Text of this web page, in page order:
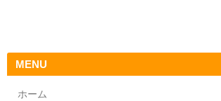
MENU
ホーム